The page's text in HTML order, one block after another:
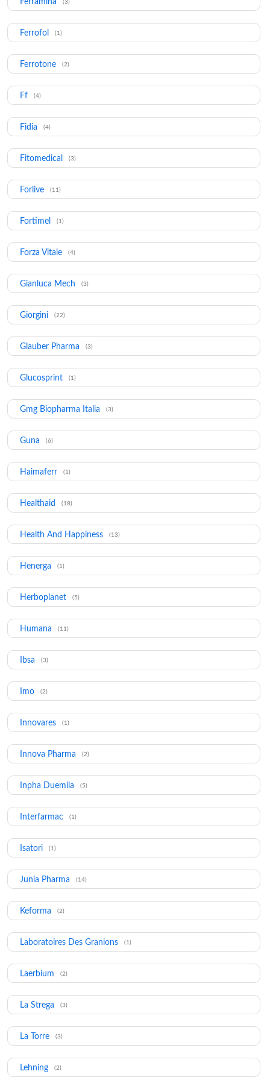
(3)
Ferrofol (1)
Ferrotone (2)
Ff (4)
Fidia (4)
Fitomedical (3)
Forlive (11)
Fortimel (1)
Forza Vitale (4)
Gianluca Mech (3)
Giorgini (22)
Glauber Pharma (3)
Glucosprint (1)
Gmg Biopharma Italia (3)
Guna (6)
Haimaferr (1)
Healthaid (18)
Health And Happiness (13)
Henerga (1)
Herboplanet (5)
Humana (11)
Ibsa (3)
Imo (2)
Innovares (1)
Innova Pharma (2)
Inpha Duemila (5)
Interfarmac (1)
Isatori (1)
Junia Pharma (14)
Keforma (2)
Laboratoires Des Granions (1)
Laerbium (2)
La Strega (3)
La Torre (3)
Lehning (2)